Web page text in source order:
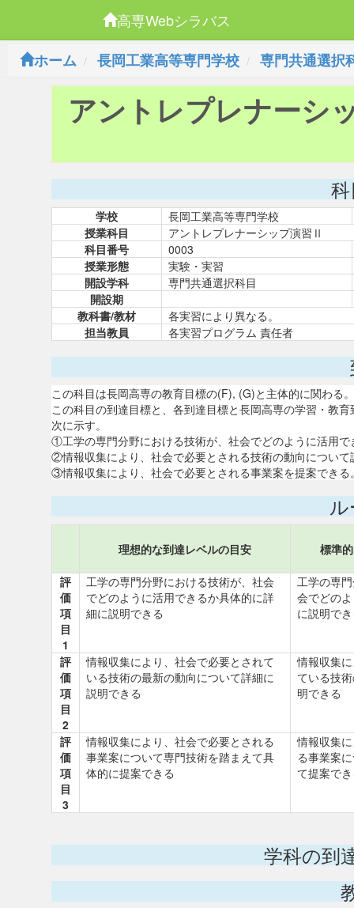
高専Webシラバス
ホーム
長岡工業高等専門学校 専門共通選択
アントレプレナーシ
学校
長岡工業高等専門学校
授業科目
アントレプレナーシップ演習Ⅱ
科目番号
0003
授業形態
実験・実習
開設学科
専門共通選択科目
開設期
教科書/教材
各実習により異なる。
担当教員
各実習プログラム 責任者
この科目は長岡高専の教育目標の(F), (G)と主体的に関わる。
この科目の到達目標と、各到達目標と長岡高専の学習・教
次に示す。
①工学の専門分野における技術が、社会でどのように活用
②情報収集により、社会で必要とされる技術の動向につい
③情報収集により、社会で必要とされる事業案を提案できる
理想的な到達レベルの目安 標準
評
価
項
目
1
工学の専門分野における技術が、社会
でどのように活用できるか具体的に詳
細に説明できる
工学の専
会でどの
に説明で
評
価
項
目
2
情報収集により、社会で必要とされて
いる技術の最新の動向について詳細に
説明できる
情報収集
ている技
明できる
評
価
項
目
3
情報収集により、社会で必要とされる
事業案について専門技術を踏まえて具
体的に提案できる
情報収集
る事業案
て提案で
学科の到